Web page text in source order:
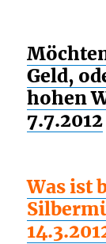
Geld,
hohen
7.7.2012
Was ist